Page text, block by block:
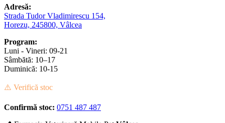
Adresă:
Strada Tudor Vladimirescu 154,
Horezu, 245800, Vâlcea
Program:
Luni - Vineri: 09-21
Sâmbătă: 10–17
Duminică: 10-15
⚠️ Verifică stoc
Confirmă stoc: 0751 487 487